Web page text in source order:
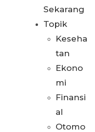
Sekarang
Topik
Keseha
tan
Ekono
mi
Finansi
al
Otomo